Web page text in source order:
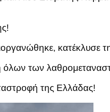
κατέκλυσε
των
της Ελλάδας!